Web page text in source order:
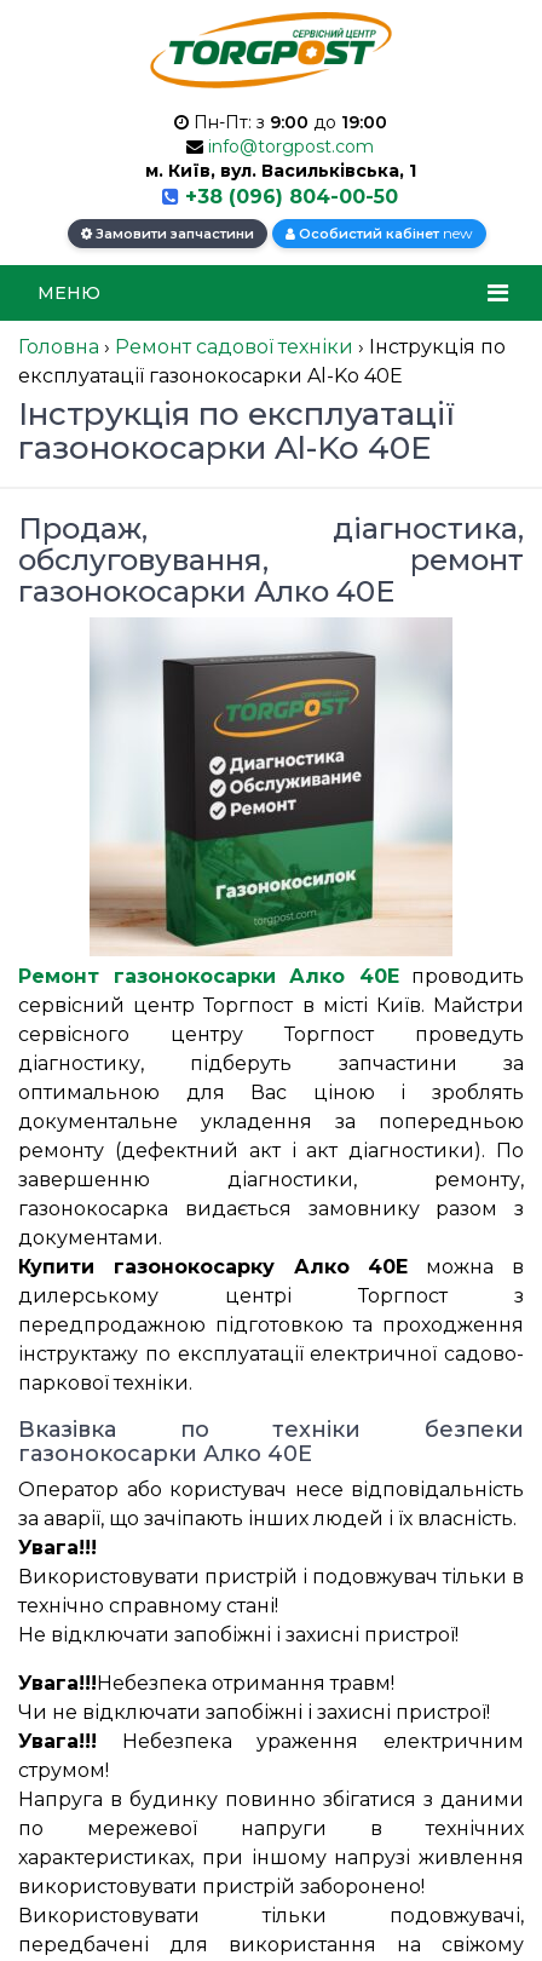
Пн-Пт: з 9:00 до 19:00
info@torgpost.com
м. Київ, вул. Васильківська, 1
+38 (096) 804-00-50
Замовити запчастини Особистий кабінет new
МЕНЮ
Головна › Ремонт садової техніки › Інструкція по
експлуатації газонокосарки Al-Ko 40E
Інструкція по експлуатації
газонокосарки Al-Ko 40E
Продаж, діагностика,
обслуговування, ремонт
газонокосарки Алко 40Е
Ремонт газонокосарки Алко 40Епроводить
сервісний центр Торгпост в місті Київ. Майстри
сервісного центру Торгпост проведуть
діагностику, підберуть запчастини за
оптимальною для Вас ціною і зроблять
документальне укладення за попередньою
ремонту (дефектний акт і акт діагностики). По
завершенню діагностики, ремонту,
газонокосарка видається замовнику разом з
документами.
Купити газонокосарку Алко 40Е можна в
дилерському центрі Торгпост з
передпродажною підготовкою та проходження
інструктажу по експлуатації електричної садово-
паркової техніки.
Вказівка по техніки безпеки
газонокосарки Алко 40Е
Оператор або користувач несе відповідальність
за аварії, що зачіпають інших людей і їх власність.
Увага!!!
Використовувати пристрій і подовжувач тільки в
технічно справному стані!
Не відключати запобіжні і захисні пристрої!
Увага!!!Небезпека отримання травм!
Чи не відключати запобіжні і захисні пристрої!
Увага!!! Небезпека ураження електричним
струмом!
Напруга в будинку повинно збігатися з даними
по мережевої напруги в технічних
характеристиках, при іншому напрузі живлення
використовувати пристрій заборонено!
Використовувати тільки подовжувачі,
передбачені для використання на свіжому